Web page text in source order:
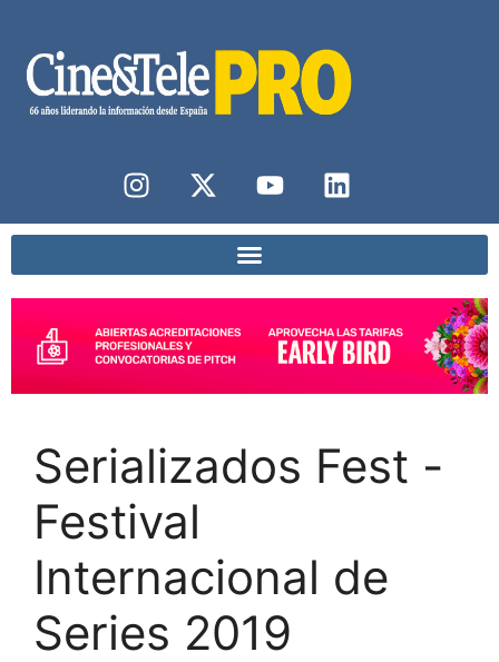
Serializados Fest -
Festival
Internacional de
Series 2019